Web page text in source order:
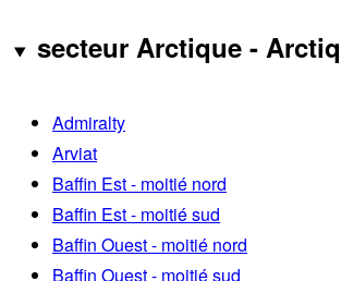
secteur Arctique -
Admiralty
Arviat
Baffin Est - moitié nord
Baffin Est - moitié sud
Baffin Ouest - moitié nord
Baffin Ouest - moitié sud